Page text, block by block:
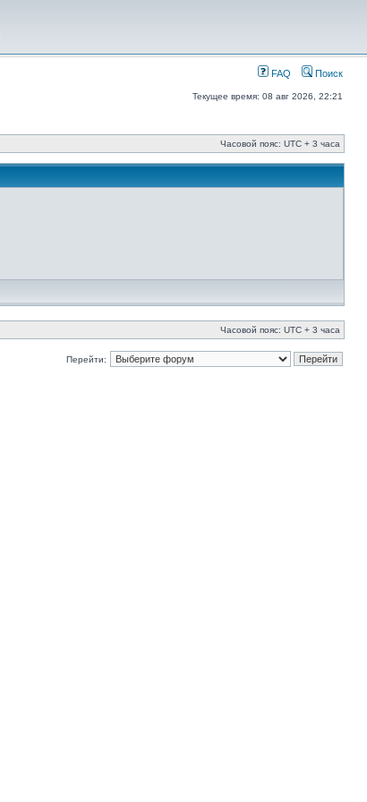
FAQ Поиск
Текущее время: 08 авг 2026, 22:21
Часовой пояс: UTC + 3 часа
Часовой пояс: UTC + 3 часа
Перейти: